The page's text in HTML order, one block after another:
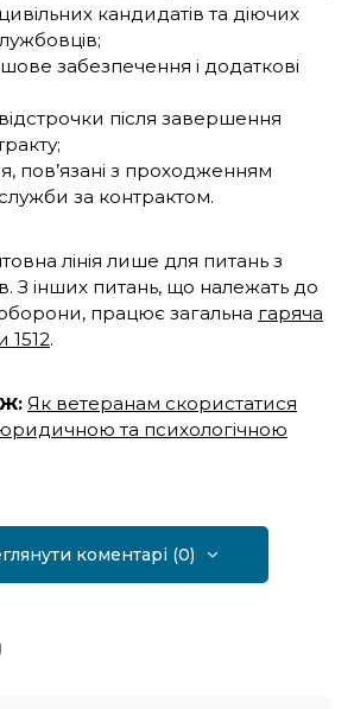
кандидатів та діючих
забезпечення і додаткові
після завершення
пов’язані з проходженням
за контрактом.
лінія лише для питань з
З інших питань, що належать до
працює загальна гаряча
1512.
Як ветеранам скористатися
та психологічною
коментарі (0)